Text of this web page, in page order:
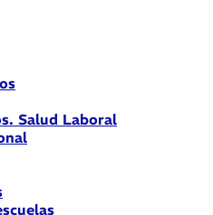
Salud Laboral